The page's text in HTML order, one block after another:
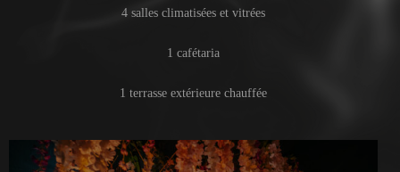
4 salles climatisées et vitrées
1 cafétaria
1 terrasse extérieure chauffée